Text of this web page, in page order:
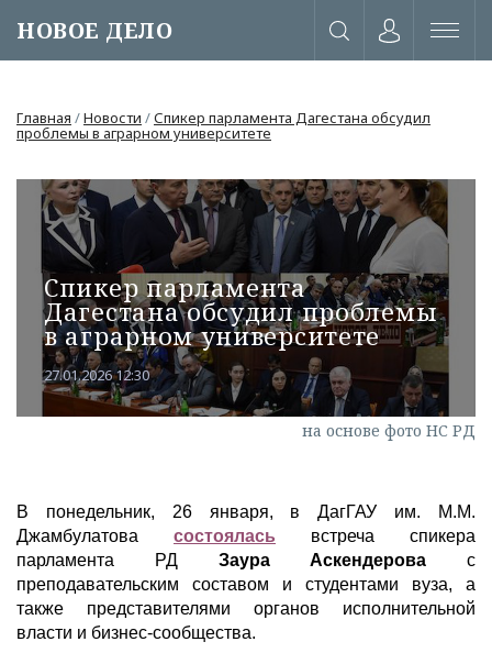
НОВОЕ ДЕЛО
или через соц. сети
Главная /Новости /Спикер парламента Дагестана обсудил
проблемы в аграрном университете
Спикер парламента
Дагестана обсудил проблемы
в аграрном университете
27.01.2026 12:30
на основе фото НС РД
В понедельник, 26 января, в ДагГАУ им. М.М.
Джамбулатова состоялась встреча спикера
парламента РД Заура Аскендерова с
преподавательским составом и студентами вуза, а
также представителями органов исполнительной
власти и бизнес-сообщества.